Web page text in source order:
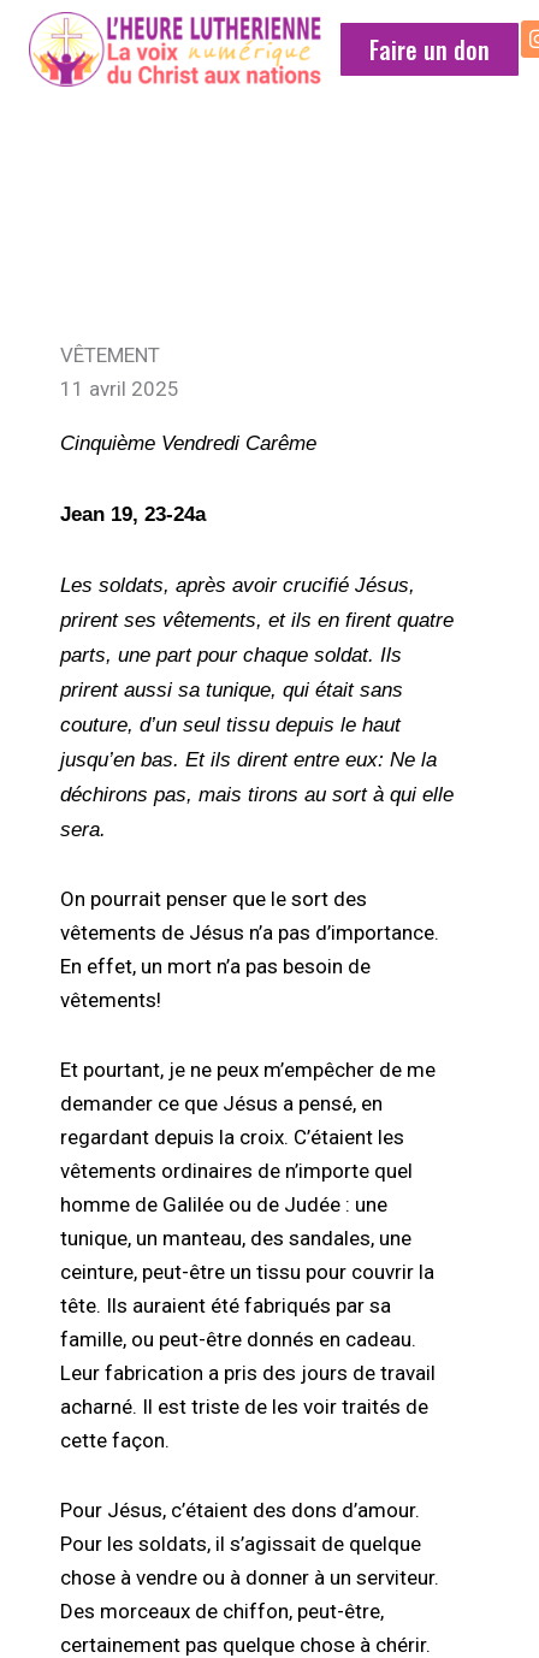
Faire un don
VÊTEMENT
11 avril 2025
Cinquième Vendredi Carême
Jean 19, 23-24a
Les soldats, après avoir crucifié Jésus,
prirent ses vêtements, et ils en firent quatre
parts, une part pour chaque soldat. Ils
prirent aussi sa tunique, qui était sans
couture, d’un seul tissu depuis le haut
jusqu’en bas. Et ils dirent entre eux: Ne la
déchirons pas, mais tirons au sort à qui elle
sera.
On pourrait penser que le sort des
vêtements de Jésus n’a pas d’importance.
En effet, un mort n’a pas besoin de
vêtements!
Et pourtant, je ne peux m’empêcher de me
demander ce que Jésus a pensé, en
regardant depuis la croix. C’étaient les
vêtements ordinaires de n’importe quel
homme de Galilée ou de Judée : une
tunique, un manteau, des sandales, une
ceinture, peut-être un tissu pour couvrir la
tête. Ils auraient été fabriqués par sa
famille, ou peut-être donnés en cadeau.
Leur fabrication a pris des jours de travail
acharné. Il est triste de les voir traités de
cette façon.
Pour Jésus, c’étaient des dons d’amour.
Pour les soldats, il s’agissait de quelque
chose à vendre ou à donner à un serviteur.
Des morceaux de chiffon, peut-être,
certainement pas quelque chose à chérir.